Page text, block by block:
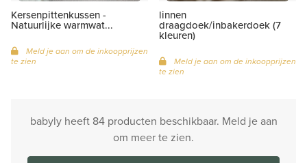
Kersenpittenkussen -
Natuurlijke warmwat...
Meld je aan om de inkoopprijzen
te zien
linnen
draagdoek/inbakerdoek (7
kleuren)
Meld je aan om de inkoopprijzen
te zien
babyly heeft 84 producten beschikbaar. Meld je aan
om meer te zien.